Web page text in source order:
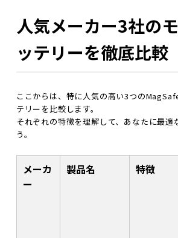
人気メーカー3社の
ッテリーを徹底比較
ここからは、特に人気の高い3つの
テリーを比較します。
それぞれの特徴を理解して、あなたに最適
う。
メーカ
ー
製品名 特徴